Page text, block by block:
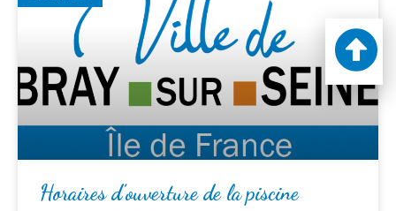
Horaires d’ouverture de la piscine